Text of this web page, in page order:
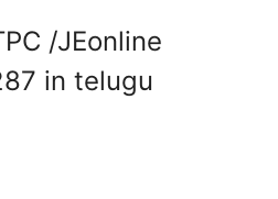
/JEonline
in telugu